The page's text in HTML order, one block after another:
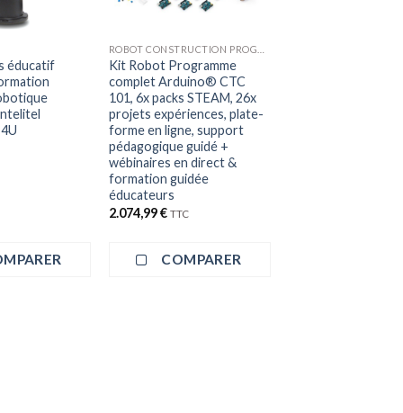
éducatif
Kit Robot Programme
complet Arduino® CTC
101, 6x packs STEAM, 26x
projets expériences, plate-
forme en ligne, support
pédagogique guidé +
wébinaires en direct &
formation guidée
éducateurs
2.074,99€ TTC
COMPARER